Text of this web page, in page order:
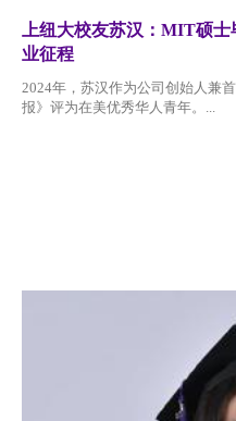
上纽大校友苏汉：MIT硕士
业征程
2024年，苏汉作为公司创始人兼
报》评为在美优秀华人青年。...